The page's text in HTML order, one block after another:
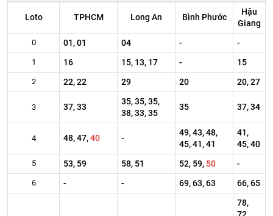
Loto TPHCM Long An Bình Phước
Hậu
Giang
0 01, 01 04 - -
1 16 15, 13, 17 - 15
2 22, 22 29 20 20, 27
3 37, 33
35, 35, 35,
38, 33, 35
35 37, 34
4 48, 47,40 -
49, 43, 48,
45, 41, 41
41,
45, 40
5 53, 59 58, 51 52, 59, 50 -
6 - - 69, 63, 63 66, 65
78,